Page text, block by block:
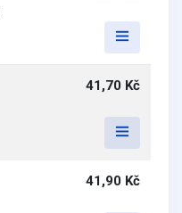
41,70 Kč
41,90 Kč